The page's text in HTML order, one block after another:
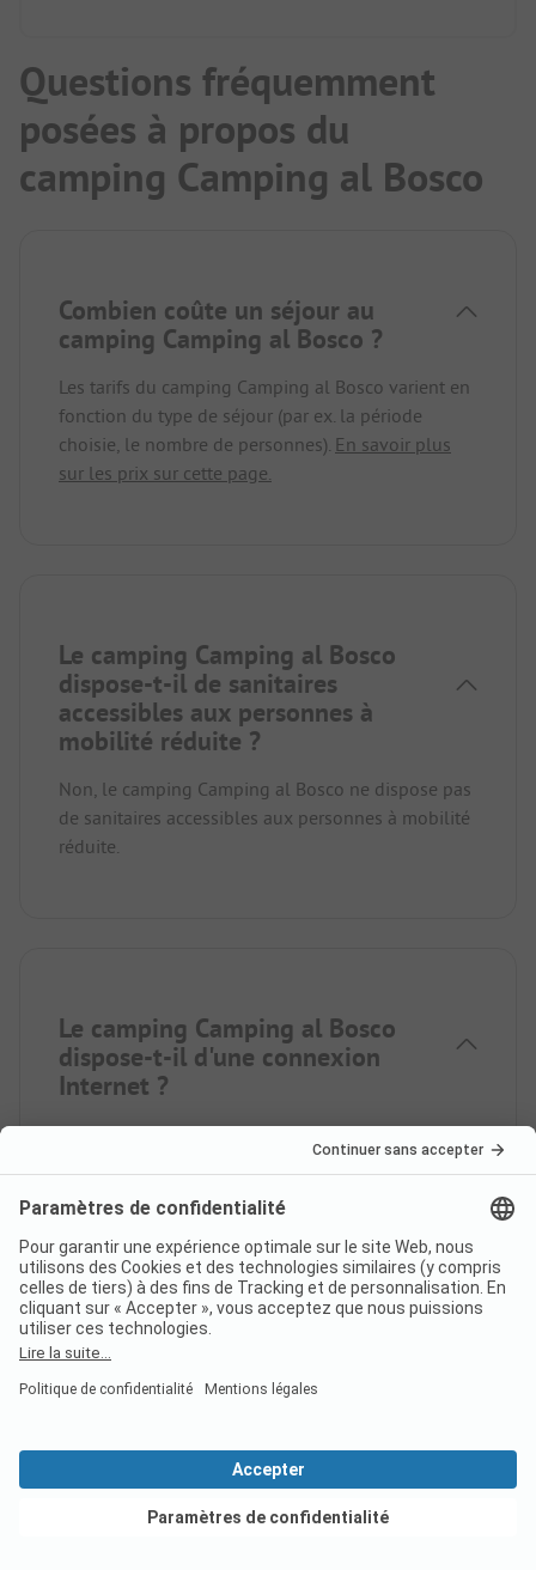
Questions fréquemment
posées à propos du
camping Camping al Bosco
Combien coûte un séjour au
camping Camping al Bosco ?
Les tarifs du camping Camping al Bosco varient en
fonction du type de séjour (par ex. la période
choisie, le nombre de personnes). En savoir plus
sur les prix sur cette page.
Le camping Camping al Bosco
dispose-t-il de sanitaires
accessibles aux personnes à
mobilité réduite ?
Non, le camping Camping al Bosco ne dispose pas
de sanitaires accessibles aux personnes à mobilité
réduite.
Le camping Camping al Bosco
dispose-t-il d'une connexion
Internet ?
Oui, il est possible de se connecter au Wi-Fi sur
Le camping Camping al Bosco
label ?
Voir les offres